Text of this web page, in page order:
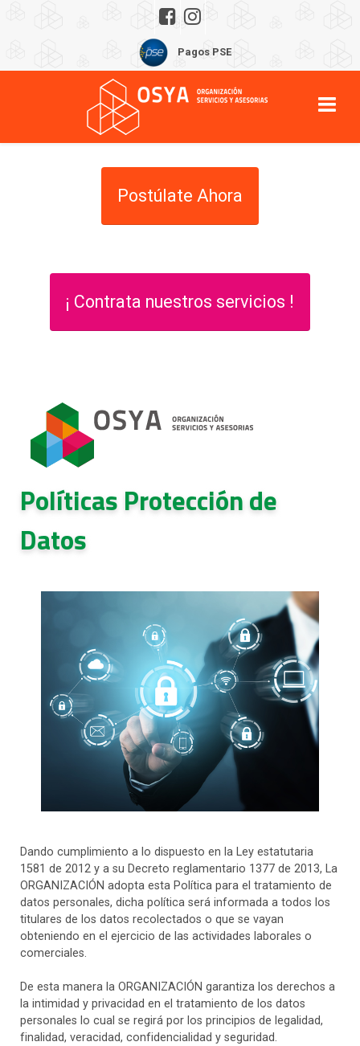
Pagos PSE
Postúlate Ahora
¡ Contrata nuestros servicios !
Políticas Protección de
Datos
Dando cumplimiento a lo dispuesto en la Ley estatutaria
1581 de 2012 y a su Decreto reglamentario 1377 de 2013, La
ORGANIZACIÓN adopta esta Política para el tratamiento de
datos personales, dicha política será informada a todos los
titulares de los datos recolectados o que se vayan
obteniendo en el ejercicio de las actividades laborales o
comerciales.
De esta manera la ORGANIZACIÓN garantiza los derechos a
la intimidad y privacidad en el tratamiento de los datos
personales lo cual se regirá por los principios de legalidad,
finalidad, veracidad, confidencialidad y seguridad.